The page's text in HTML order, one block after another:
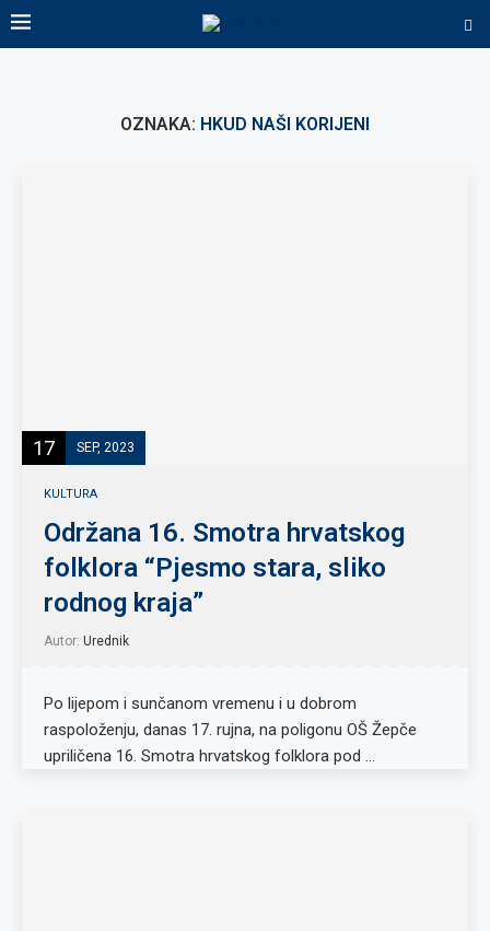
OZNAKA: HKUD NAŠI KORIJENI
17 SEP, 2023
KULTURA
Održana 16. Smotra hrvatskog
folklora “Pjesmo stara, sliko
rodnog kraja”
Autor: Urednik
Po lijepom i sunčanom vremenu i u dobrom
raspoloženju, danas 17. rujna, na poligonu OŠ Žepče
upriličena 16. Smotra hrvatskog folklora pod …